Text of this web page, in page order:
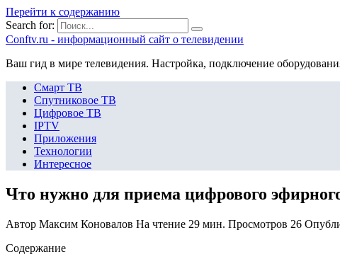
Перейти к содержанию
Search for:
Сonftv.ru - информационный сайт о телевидении
Ваш гид в мире телевидения. Настройка, подключение
Смарт ТВ
Спутниковое ТВ
Цифровое ТВ
IPTV
Приложения
Технологии
Интересное
Что нужно для приема цифрового
Автор Максим Коновалов На чтение 29 мин. Просмотров 26
Содержание